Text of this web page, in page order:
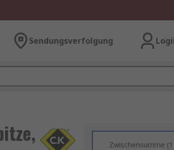
Sendungsverfolgung
Zwischensumme